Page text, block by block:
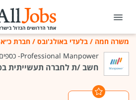
משרה חמה / בלעדי באולג'ובס / חברת כ״א
Professional Manpower- כספים
חשב /ת לחברה תעשייתית